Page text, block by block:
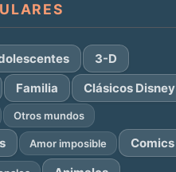
3-D
Familia Clásicos Disney
Otros mundos
Amor imposible Comics